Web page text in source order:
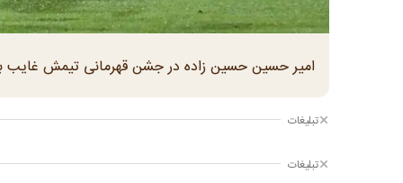
امیر حسین حسین زاده در جشن قهرمانی تیمش غایب
تبلیغات
تبلیغات